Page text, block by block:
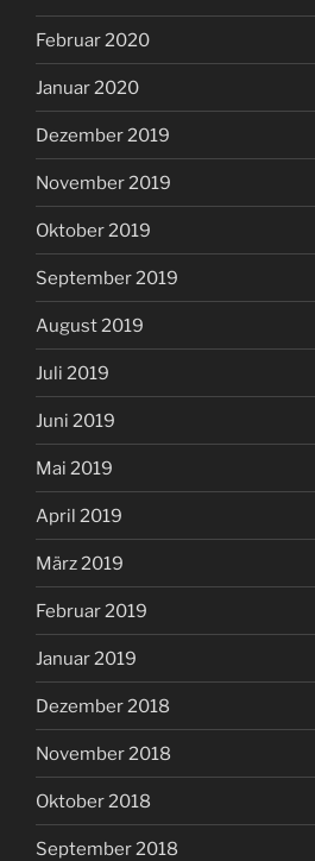
Februar 2020
Januar 2020
Dezember 2019
November 2019
Oktober 2019
September 2019
August 2019
Juli 2019
Juni 2019
Mai 2019
April 2019
März 2019
Februar 2019
Januar 2019
Dezember 2018
November 2018
Oktober 2018
September 2018